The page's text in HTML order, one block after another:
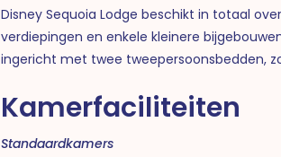
Disney Sequoia Lodge beschikt in totaal
verdiepingen en enkele kleinere
ingericht met twee tweepersoonsbedden,
Kamerfaciliteiten
Standaardkamers